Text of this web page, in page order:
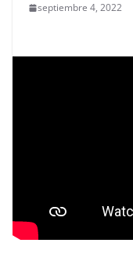
septiembre 4, 2022